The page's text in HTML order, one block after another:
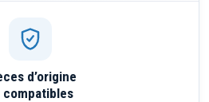
d’origine
compatibles